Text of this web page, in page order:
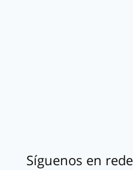
Síguenos en